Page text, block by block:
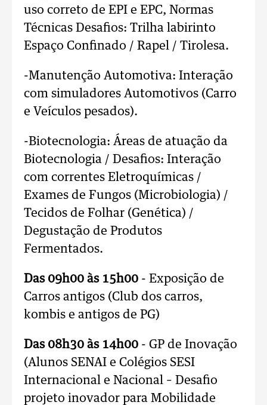
uso correto de EPI e EPC, Normas
Técnicas Desafios: Trilha labirinto
Espaço Confinado / Rapel / Tirolesa.
-Manutenção Automotiva: Interação
com simuladores Automotivos (Carro
e Veículos pesados).
-Biotecnologia: Áreas de atuação da
Biotecnologia / Desafios: Interação
com correntes Eletroquímicas /
Exames de Fungos (Microbiologia) /
Tecidos de Folhar (Genética) /
Degustação de Produtos
Fermentados.
Das 09h00 às 15h00 - Exposição de
Carros antigos (Club dos carros,
kombis e antigos de PG)
Das 08h30 às 14h00 - GP de Inovação
(Alunos SENAI e Colégios SESI
Internacional e Nacional – Desafio
projeto inovador para Mobilidade